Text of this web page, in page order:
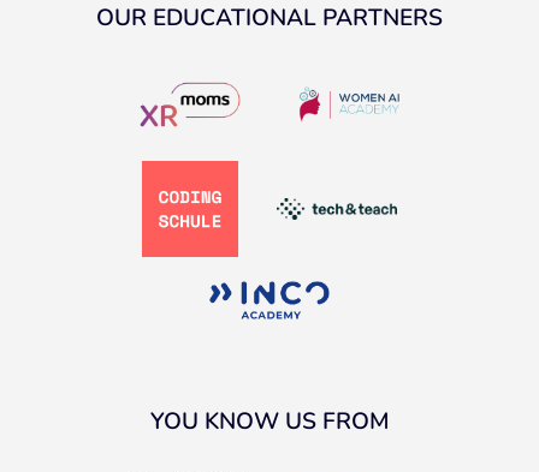
OUR EDUCATIONAL PARTNERS
YOU KNOW US FROM